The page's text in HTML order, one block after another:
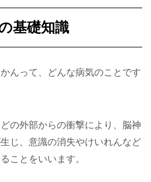
基礎知識
んって、どんな病気のことです
の外部からの衝撃により、脳神
じ、意識の消失やけいれんなど
ことをいいます。